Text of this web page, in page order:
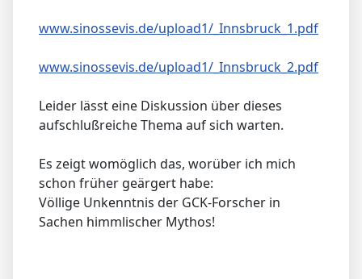
www.sinossevis.de/upload1/_Innsbruck_1.pdf
www.sinossevis.de/upload1/_Innsbruck_2.pdf
Leider lässt eine Diskussion über dieses
aufschlußreiche Thema auf sich warten.
Es zeigt womöglich das, worüber ich mich
schon früher geärgert habe:
Völlige Unkenntnis der GCK-Forscher in
Sachen himmlischer Mythos!